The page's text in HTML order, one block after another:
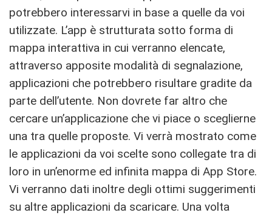
potrebbero interessarvi in base a quelle da voi
utilizzate. L’app è strutturata sotto forma di
mappa interattiva in cui verranno elencate,
attraverso apposite modalità di segnalazione,
applicazioni che potrebbero risultare gradite da
parte dell’utente. Non dovrete far altro che
cercare un’applicazione che vi piace o sceglierne
una tra quelle proposte. Vi verrà mostrato come
le applicazioni da voi scelte sono collegate tra di
loro in un’enorme ed infinita mappa di App Store.
Vi verranno dati inoltre degli ottimi suggerimenti
su altre applicazioni da scaricare. Una volta